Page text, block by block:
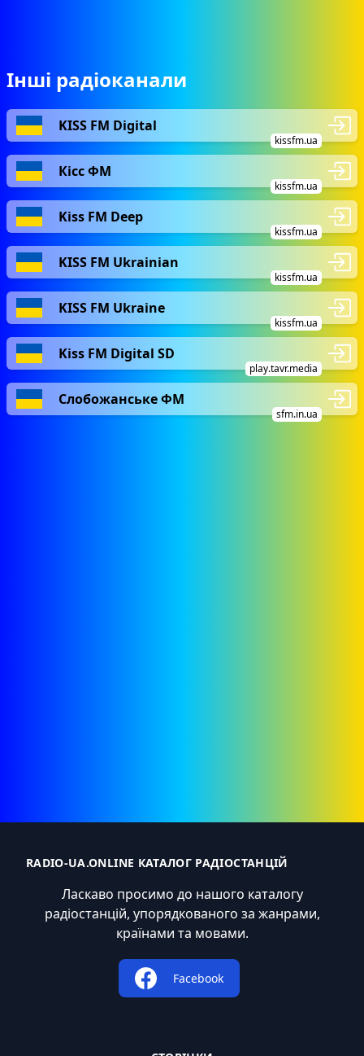
Інші радіоканали
KISS FM Digital
kissfm.ua
Кісс ФМ
kissfm.ua
Kiss FM Deep
kissfm.ua
KISS FM Ukrainian
kissfm.ua
KISS FM Ukraine
kissfm.ua
Kiss FM Digital SD
play.tavr.media
Слобожанське ФМ
sfm.in.ua
RADIO-UA.ONLINE КАТАЛОГ РАДІОСТАНЦІЙ
Ласкаво просимо до нашого каталогу
радіостанцій, упорядкованого за жанрами,
країнами та мовами.
Facebook